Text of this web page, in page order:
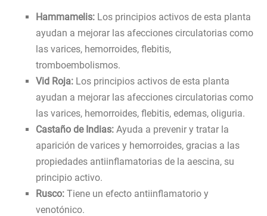
Hammamelis: Los principios activos de esta planta
ayudan a mejorar las afecciones circulatorias como
las varices, hemorroides, flebitis,
tromboembolismos.
Vid Roja: Los principios activos de esta planta
ayudan a mejorar las afecciones circulatorias como
las varices, hemorroides, flebitis, edemas, oliguria.
Castaño de Indias: Ayuda a prevenir y tratar la
aparición de varices y hemorroides, gracias a las
propiedades antiinflamatorias de la aescina, su
principio activo.
Rusco: Tiene un efecto antiinflamatorio y
venotónico.